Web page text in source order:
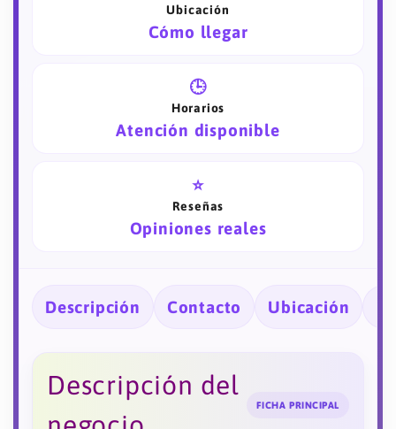
Ubicación
Cómo llegar
🕒
Horarios
Atención disponible
⭐
Reseñas
Opiniones reales
Descripción Contacto Ubicación
Descripción del
FICHA PRINCIPAL